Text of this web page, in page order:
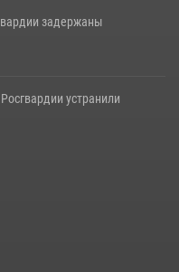
задержаны
устранили